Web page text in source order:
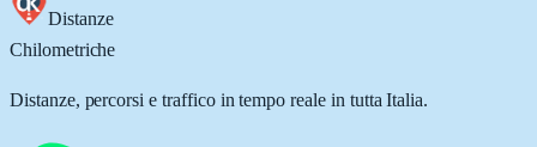
Distanze
Chilometriche
Distanze, percorsi e traffico in tempo reale in tutta Italia.